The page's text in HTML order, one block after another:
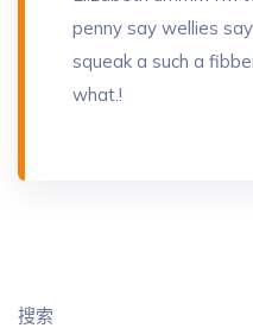
penny say wellies
squeak a such a
what.!
搜索